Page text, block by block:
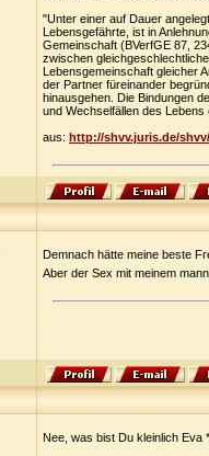
"Unter einer auf Dauer
Lebensgefährte, ist in
Gemeinschaft (BVerfGE 87,
zwischen
Lebensgemeinschaft gleicher
der Partner füreinander
hinausgehen. Die Bindungen
und Wechselfällen des
aus: http://shvv.juris.de/
Demnach hätte meine beste
Aber der Sex mit meinem
Nee, was bist Du kleinlich Eva